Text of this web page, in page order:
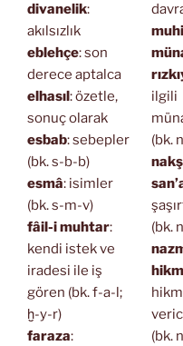
divanelik:
akılsızlık
eblehçe: son
derece aptalca
elhasıl : özetle,
sonuç olarak
esbab: sebepler
(bk. s-b-b)
esmâ: isimler
(bk. s-m-v)
fâil-i muhtar:
kendi istek ve
iradesi ile iş
gören (bk. f-a-l;
ḫ-y-r)
faraza:
ilgili
(bk.
(bk.
(bk.